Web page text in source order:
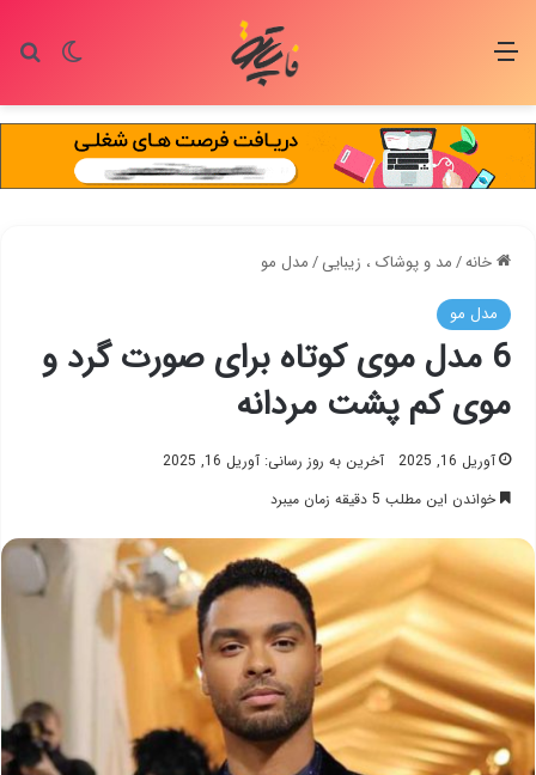
تغییر منو
خانه/مد و پوشاک ، زیبایی/مدل مو
مدل مو
6 مدل موی کوتاه برای صورت گرد و
موی کم پشت مردانه
آوریل 16, 2025
آخرین به روز رسانی: آوریل 16, 2025
خواندن این مطلب 5 دقیقه زمان میبرد